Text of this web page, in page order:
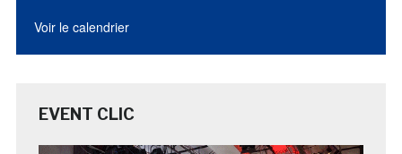
Voir le calendrier
EVENT CLIC